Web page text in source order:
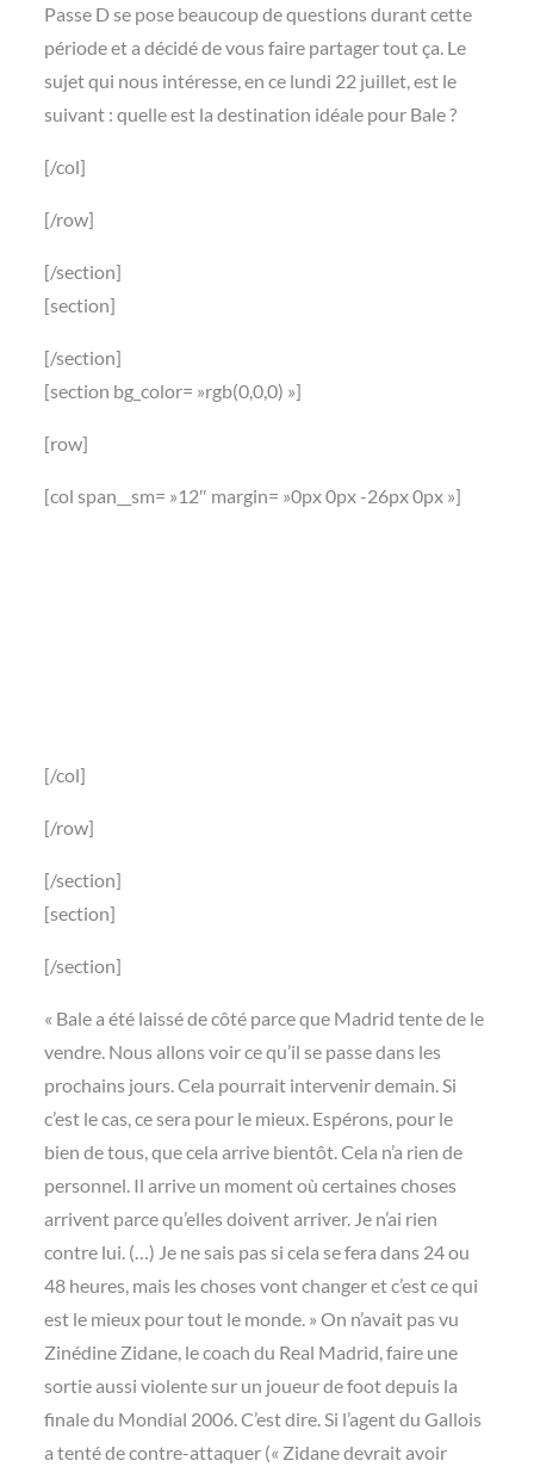
Passe D se pose beaucoup de questions durant cette
période et a décidé de vous faire partager tout ça. Le
sujet qui nous intéresse, en ce lundi 22 juillet, est le
suivant : quelle est la destination idéale pour Bale ?
[/col]
[/row]
[/section]
[section]
[/section]
[section bg_color= »rgb(0,0,0) »]
[row]
[col span__sm= »12″ margin= »0px 0px -26px 0px »]
[/col]
[/row]
[/section]
[section]
[/section]
« Bale a été laissé de côté parce que Madrid tente de le
vendre. Nous allons voir ce qu’il se passe dans les
prochains jours. Cela pourrait intervenir demain. Si
c’est le cas, ce sera pour le mieux. Espérons, pour le
bien de tous, que cela arrive bientôt. Cela n’a rien de
personnel. Il arrive un moment où certaines choses
arrivent parce qu’elles doivent arriver. Je n’ai rien
contre lui. (…) Je ne sais pas si cela se fera dans 24 ou
48 heures, mais les choses vont changer et c’est ce qui
est le mieux pour tout le monde. » On n’avait pas vu
Zinédine Zidane, le coach du Real Madrid, faire une
sortie aussi violente sur un joueur de foot depuis la
finale du Mondial 2006. C’est dire. Si l’agent du Gallois
a tenté de contre-attaquer (« Zidane devrait avoir